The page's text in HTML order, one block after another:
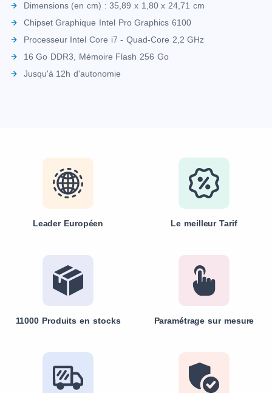
Dimensions (en cm) : 35,89 x 1,80 x 24,71 cm
Chipset Graphique Intel Pro Graphics 6100
Processeur Intel Core i7 - Quad-Core 2,2 GHz
16 Go DDR3, Mémoire Flash 256 Go
Jusqu'à 12h d'autonomie
Leader Européen Le meilleur Tarif
11000 Produits en stocks Paramétrage sur mesure